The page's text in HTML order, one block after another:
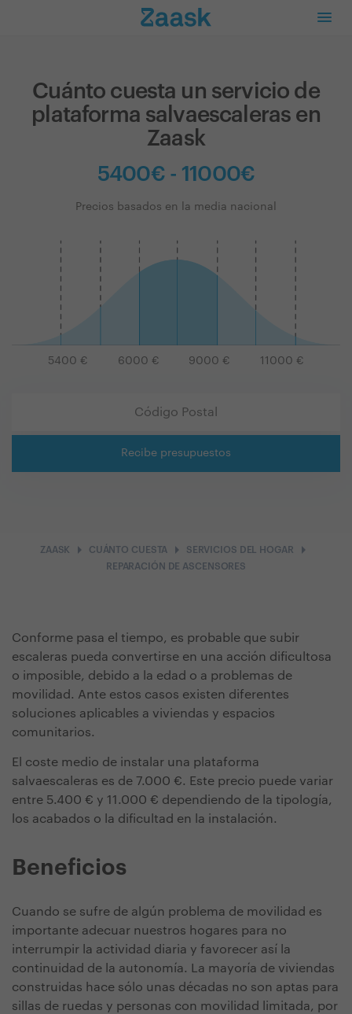
Cuánto cuesta un servicio de
plataforma salvaescaleras en
Zaask
5400€ - 11000€
Precios basados en la media nacional
5400 € 6000 € 9000 € 11000 €
Recibe presupuestos
ZAASK arrow_right CUÁNTO CUESTA arrow_right SERVICIOS DEL HOGAR arrow_right
REPARACIÓN DE ASCENSORES
Conforme pasa el tiempo, es probable que subir
escaleras pueda convertirse en una acción dificultosa
o imposible, debido a la edad o a problemas de
movilidad. Ante estos casos existen diferentes
soluciones aplicables a viviendas y espacios
comunitarios.
El coste medio de instalar una plataforma
salvaescaleras es de 7.000 €. Este precio puede variar
entre 5.400 € y 11.000 € dependiendo de la tipología,
los acabados o la dificultad en la instalación.
Beneficios
Cuando se sufre de algún problema de movilidad es
importante adecuar nuestros hogares para no
interrumpir la actividad diaria y favorecer así la
continuidad de la autonomía. La mayoría de viviendas
construidas hace sólo unas décadas no son aptas para
sillas de ruedas y personas con movilidad limitada, por